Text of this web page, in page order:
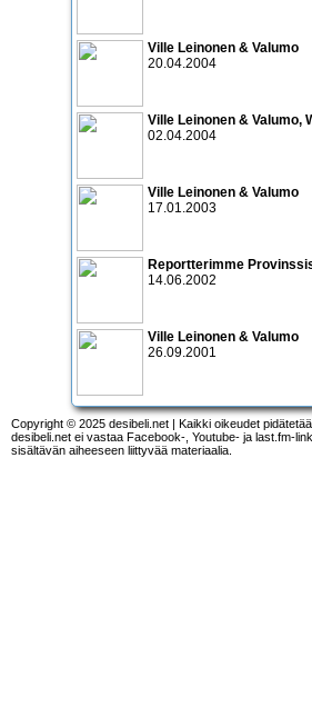
Ville Leinonen & Valumo
20.04.2004
Ville Leinonen & Valumo,
02.04.2004
Ville Leinonen & Valumo
17.01.2003
Reportterimme
14.06.2002
Ville Leinonen & Valumo
26.09.2001
Copyright © 2025 desibeli.net | Kaikki oikeudet
desibeli.net ei vastaa Facebook-, Youtube- ja last.fm-
sisältävän aiheeseen liittyvää materiaalia.